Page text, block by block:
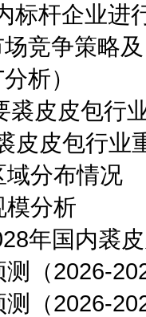
杆企业进
竞争策略及
析）
皮皮包行
皮包行业
分布情况
分析
国内裘皮
2026-
2026-